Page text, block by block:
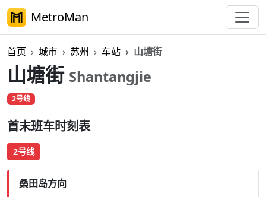
MetroMan
首页 城市 苏州 车站 山塘街
山塘街 Shantangjie
2号线
首末班车时刻表
2号线
桑田岛方向